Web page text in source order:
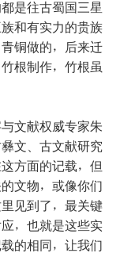
是往古蜀国三星
和有实力的贵族
铜做的，后来迁
根制作，竹根虽
文献权威专家朱
文、古文献研究
方面的记载，但
文物，或像你们
见到了，最关键
，也就是这些实
的相同，让我们